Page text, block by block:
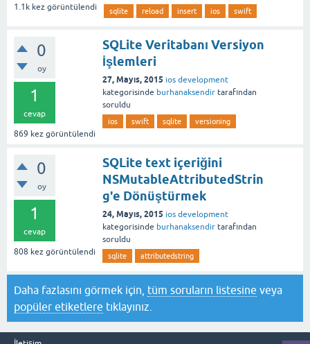
1.1k kez görüntülendi sqlite reload insert ios swift
0
oy
1
cevap
869 kez görüntülendi
SQLite Veritabanı Versiyon
İşlemleri
27, Mayıs, 2015 ios development
kategorisinde burhanaksendir tarafından
soruldu
ios swift sqlite versioning
0
oy
1
cevap
808 kez görüntülendi
SQLite text içeriğini
NSMutableAttributedStrin
g'e Dönüştürmek
24, Mayıs, 2015 ios development
kategorisinde burhanaksendir tarafından
soruldu
sqlite attributedstring
Daha fazlasını görmek için, tüm soruların listesine veya
popüler etiketlere tıklayınız.